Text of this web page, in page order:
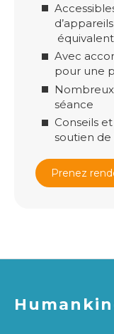
Avec
pour une
séance
Conseils
soutien de
Prenez